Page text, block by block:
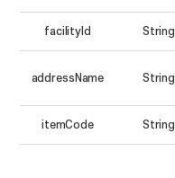
facilityId String
addressName String
itemCode String